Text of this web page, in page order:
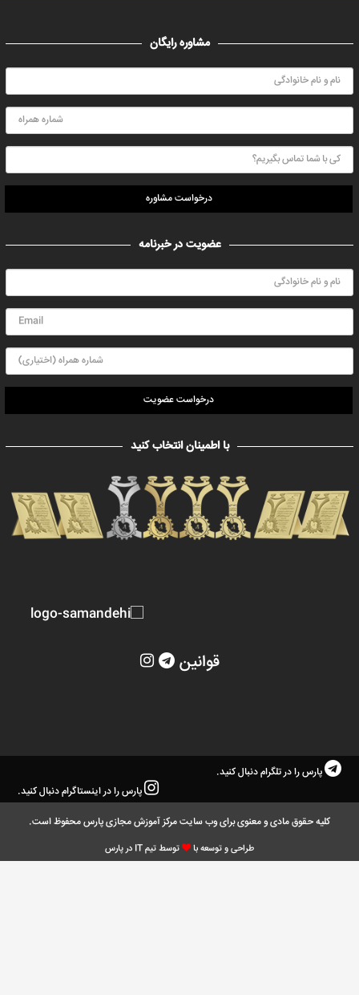
مشاوره رایگان
درخواست مشاوره
عضویت در خبرنامه
درخواست عضویت
با اطمینان انتخاب کنید
قوانین
پارس را در تلگرام دنبال کنید.
پارس را در اینستاگرام دنبال کنید.
کلیه حقوق مادی و معنوی برای وب سایت مرکز آموزش مجازی پارس محفوظ است.
طراحی و توسعه با توسط تیم IT در پارس